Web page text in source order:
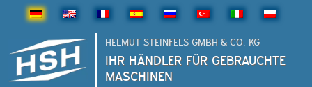
HELMUT STEINFELS GMBH & CO. KG
IHR HÄNDLER FÜR GEBRAUCHTE
MASCHINEN